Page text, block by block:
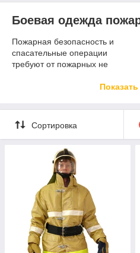
Боевая одежда
Пожарная безопасность и
спасательные операции
требуют от пожарных не
профессионализма, но и
одежда пожарного (БОП)
играет ключевую роль в
обеспечении их
безопасности и
эффективности.
Виды спецодежды
пожарного
Рассмотрим основные виды
боевой одежды пожарного,
их особенности и важность
Сортировка